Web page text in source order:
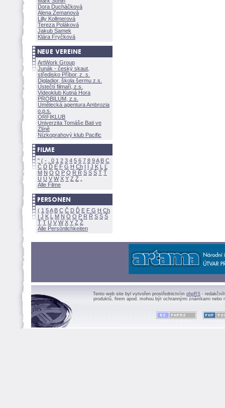
Dora Ducháčkov
Alena Zemanov
Lilly Kollmerov
Tereza Polákov
Jakub Samek
Klára Fryčkov
ArtWork Group
Junák - český skaut,
středisko Příbor, z. s.
Digladior, škola šermu z.s.
Ústečtí filmaři, z.s.
Videoklub Kutná Hora
PROBILUM, z.s.
Umělecká agentura Ambrozia
o.p.s.
ORFIKLUB
Univerzita Tomáše Bati ve
Zlíně
Nízkoprahový klub Pacific
" ( - 0 1 2 3 4 5 6 7 8 9A B C
Č D Ď E F G H Ch I Í J K L
Ľ
M N O Ó P Q R Ř S Ś T Ť
U Ú V W X Y Z
Alle Filme
( 1 5A B C Č D Ď E F G H Ch
I J K L M N Ó O P R Ř S Ś
Ť T U V W X Y Z
Alle Persönlichkeiten
Tento web site byl vytvořen prostřednictvím phpRS -
produktů, firem apod. mohou být ochrannými známkami